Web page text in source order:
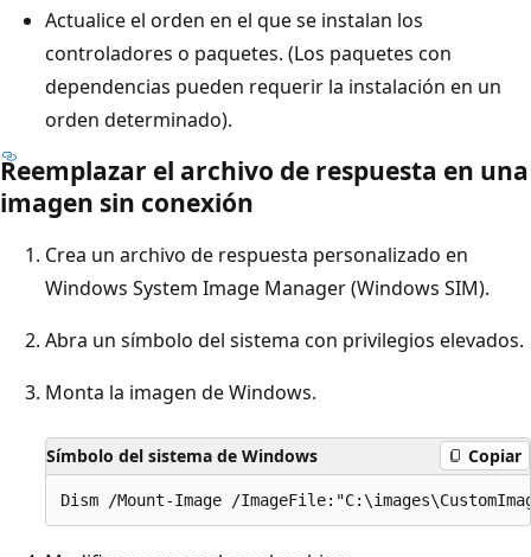
Actualice el orden en el que se instalan los
controladores o paquetes. (Los paquetes con
dependencias pueden requerir la instalación en un
orden determinado).
Reemplazar el archivo de respuesta en una
imagen sin conexión
Crea un archivo de respuesta personalizado en
Windows System Image Manager (Windows SIM).
Abra un símbolo del sistema con privilegios elevados.
Monta la imagen de Windows.
Símbolo del sistema de Windows Copiar